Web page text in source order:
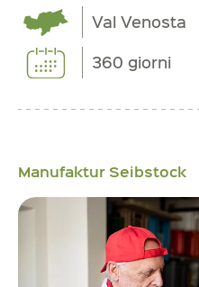
Val Venosta
360 giorni
Manufaktur Seibstock